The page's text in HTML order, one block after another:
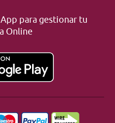
para gestionar tu
Online